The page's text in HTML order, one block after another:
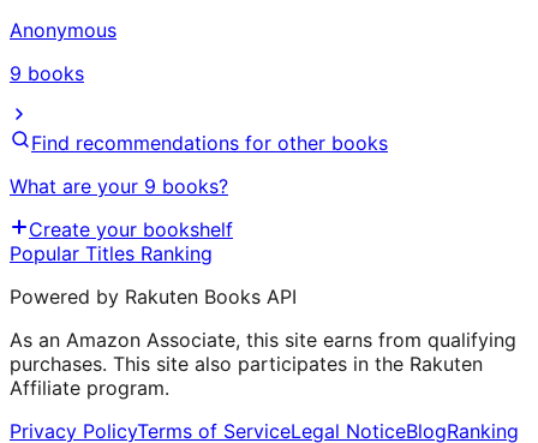
Anonymous
9 books
Find recommendations for other books
What are your 9 books?
Create your bookshelf
Popular Titles Ranking
Powered by Rakuten Books API
As an Amazon Associate, this site earns from qualifying
purchases. This site also participates in the Rakuten
Affiliate program.
Privacy PolicyTerms of ServiceLegal NoticeBlogRanking